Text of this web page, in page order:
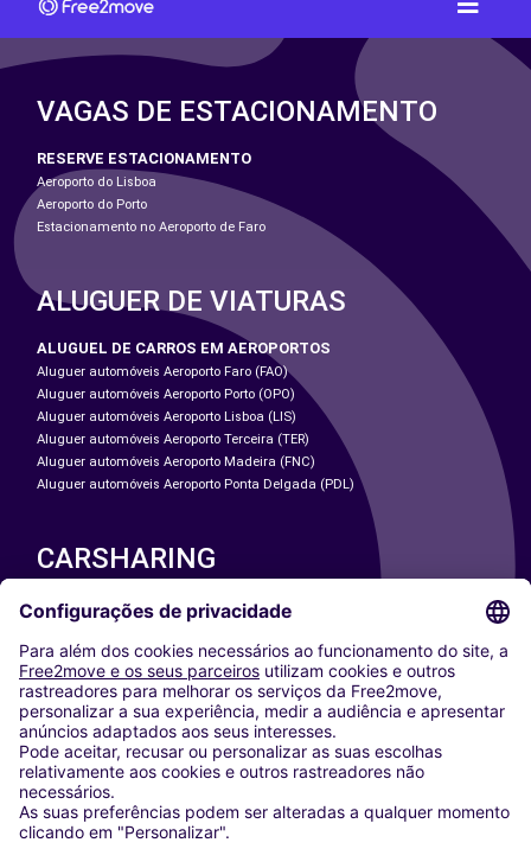
VAGAS DE ESTACIONAMENTO
RESERVE ESTACIONAMENTO
Aeroporto do Lisboa
Aeroporto do Porto
Estacionamento no Aeroporto de Faro
ALUGUER DE VIATURAS
ALUGUEL DE CARROS EM AEROPORTOS
Aluguer automóveis Aeroporto Faro (FAO)
Aluguer automóveis Aeroporto Porto (OPO)
Aluguer automóveis Aeroporto Lisboa (LIS)
Aluguer automóveis Aeroporto Terceira (TER)
Aluguer automóveis Aeroporto Madeira (FNC)
Aluguer automóveis Aeroporto Ponta Delgada (PDL)
CARSHARING
NOSSAS CIDADES
Washington DC
Milan
Rome
Turin
Vienna
Berlin
Cologne
Dusseldorf
Frankfurt